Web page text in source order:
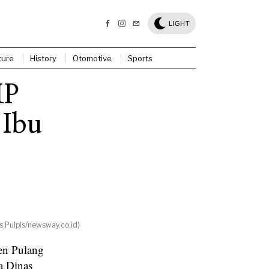
LIGHT
History Otomotive Sports
Pulpis/newsway.co.id)
Pulang
Dinas